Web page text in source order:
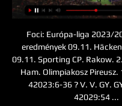
Foci: Európa-liga 2023/
eredmények 09.11.
09.11. Sporting CP. Rakow.
Ham. Olimpiakosz Pireusz.
42023:6-36 ? V. V. GY.
42029:54 ...